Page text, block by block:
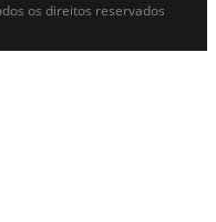
os direitos reservados